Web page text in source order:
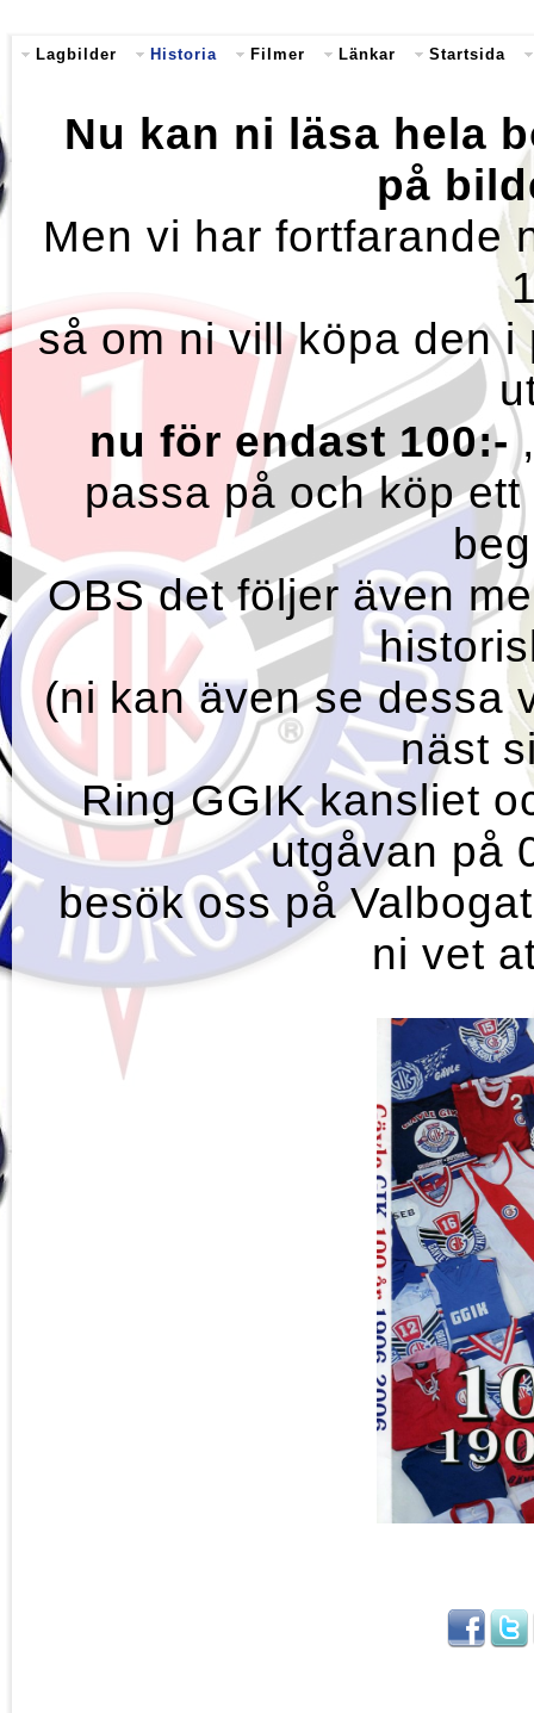
Lagbilder Historia Filmer Länkar Startsida
Nu kan ni läsa hela
på
Men vi har fortfarande
så om ni vill köpa den
nu för endast 100:-
passa på och köp
OBS det följer även
(ni kan även se dessa
näst
Ring GGIK kansliet
utgåvan på
besök oss på
ni vet